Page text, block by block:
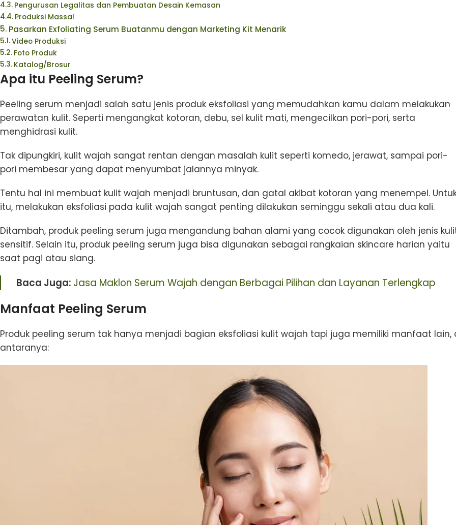
Pengurusan Legalitas dan Pembuatan Desain Kemasan
Produksi Massal
Pasarkan Exfoliating Serum Buatanmu dengan Marketing Kit Menarik
Video Produksi
Foto Produk
Katalog/Brosur
Apa itu Peeling Serum?
Peeling serum menjadi salah satu jenis produk eksfoliasi yang memudahkan kamu dalam melakukan
perawatan kulit. Seperti mengangkat kotoran, debu, sel kulit mati, mengecilkan pori-pori, serta
menghidrasi kulit.
Tak dipungkiri, kulit wajah sangat rentan dengan masalah kulit seperti komedo, jerawat, sampai pori-
pori membesar yang dapat menyumbat jalannya minyak.
Tentu hal ini membuat kulit wajah menjadi bruntusan, dan gatal akibat kotoran yang menempel.
itu, melakukan eksfoliasi pada kulit wajah sangat penting dilakukan seminggu sekali atau dua kali.
Ditambah, produk peeling serum juga mengandung bahan alami yang cocok digunakan oleh jenis
sensitif. Selain itu, produk peeling serum juga bisa digunakan sebagai rangkaian skincare harian yaitu
saat pagi atau siang.
Baca Juga: Jasa Maklon Serum Wajah dengan Berbagai Pilihan dan Layanan Terlengkap
Manfaat Peeling Serum
Produk peeling serum tak hanya menjadi bagian eksfoliasi kulit wajah tapi juga memiliki manfaat lain,
antaranya: